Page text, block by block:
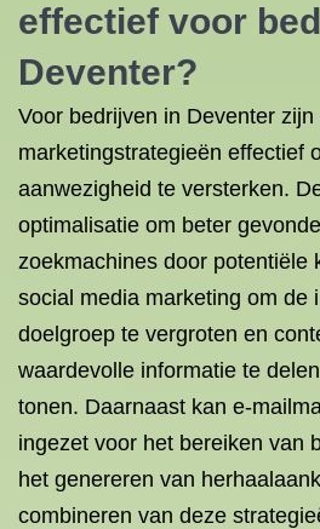
effectief voor
Deventer?
Voor bedrijven in Deventer
marketingstrategieën effectief
aanwezigheid te versterken.
optimalisatie om beter
zoekmachines door potentiële
social media marketing om de
doelgroep te vergroten en
waardevolle informatie te
tonen. Daarnaast kan e-
ingezet voor het bereiken van
het genereren van
combineren van deze